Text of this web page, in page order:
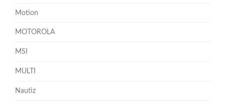
Motion
MOTOROLA
MSI
MULTI
Nautiz